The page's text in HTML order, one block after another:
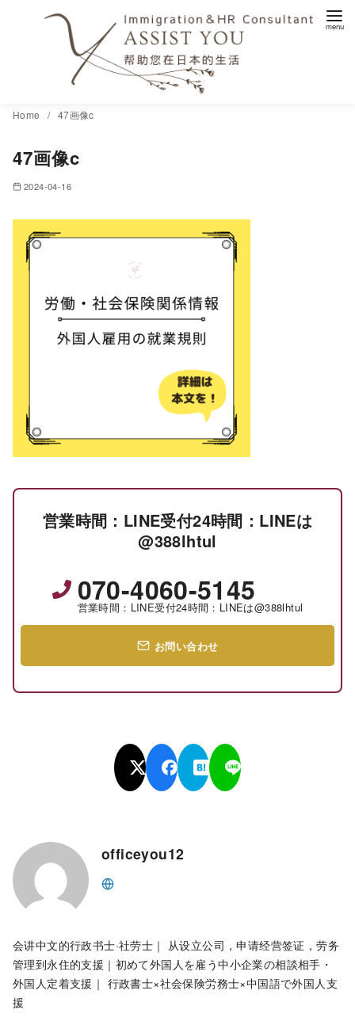
Home 47画像c
47画像c
2024-04-16
営業時間：LINE受付24時間：LINEは
@388lhtul
070-4060-5145
営業時間：LINE受付24時間：LINEは@388lhtul
お問い合わせ
officeyou12
会讲中文的行政书士·社劳士｜ 从设立公司，申请经营签证，劳务
管理到永住的支援｜初めて外国人を雇う中小企業の相談相手・
外国人定着支援｜ 行政書士×社会保険労務士×中国語で外国人支
援